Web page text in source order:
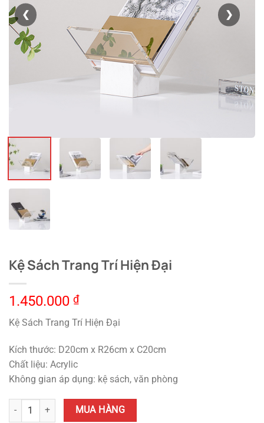
❮ ❯
Kệ Sách Trang Trí Hiện Đại
1.450.000 ₫
Kệ Sách Trang Trí Hiện Đại
Kích thước: D20cm x R26cm x C20cm
Chất liệu: Acrylic
Không gian áp dụng: kệ sách, văn phòng
Kệ Sách Trang Trí Hiện Đại quantity
MUA HÀNG